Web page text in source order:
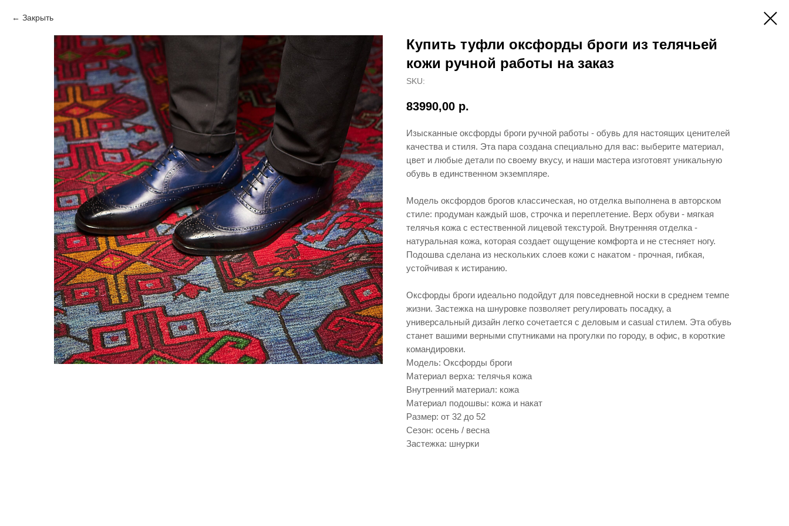
Закрыть
Купить туфли оксфорды броги из телячьей
кожи ручной работы на заказ
SKU:
83990,00 р.
Изысканные оксфорды броги ручной работы - обувь для настоящих ценителей
качества и стиля. Эта пара создана специально для вас: выберите материал,
цвет и любые детали по своему вкусу, и наши мастера изготовят уникальную
обувь в единственном экземпляре.
Модель оксфордов брогов классическая, но отделка выполнена в авторском
стиле: продуман каждый шов, строчка и переплетение. Верх обуви - мягкая
телячья кожа с естественной лицевой текстурой. Внутренняя отделка -
натуральная кожа, которая создает ощущение комфорта и не стесняет ногу.
Подошва сделана из нескольких слоев кожи с накатом - прочная, гибкая,
устойчивая к истиранию.
Оксфорды броги идеально подойдут для повседневной носки в среднем темпе
жизни. Застежка на шнуровке позволяет регулировать посадку, а
универсальный дизайн легко сочетается с деловым и casual стилем. Эта обувь
станет вашими верными спутниками на прогулки по городу, в офис, в короткие
командировки.
Модель: Оксфорды броги
Материал верха: телячья кожа
Внутренний материал: кожа
Материал подошвы: кожа и накат
Размер: от 32 до 52
Сезон: осень / весна
Застежка: шнурки